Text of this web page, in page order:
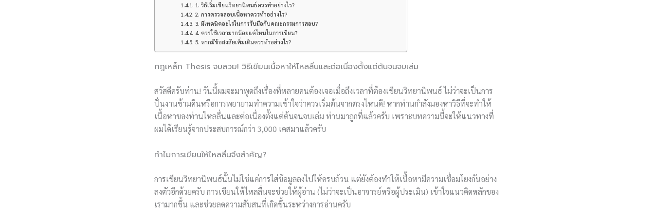
1. วิธีเริ่มเขียนวิทยานิพนธ์ควรทำอย่างไร?
2. การตรวจสอบเนื้อหาควรทำอย่างไร?
3. มีเทคนิคอะไรในการรับมือกับคณะกรรมการสอบ?
4. ควรใช้เวลามากน้อยแค่ไหนในการเขียน?
5. หากมีข้อสงสัยเพิ่มเติมควรทำอย่างไร?
กฎเหล็ก Thesis จบสวย! วิธีเขียนเนื้อหาให้ไหลลื่นและต่อเนื่องตั้งแต่ต้นจนจบเล่ม
สวัสดีครับท่าน! วันนี้ผมจะมาพูดถึงเรื่องที่หลายคนต้องเจอเมื่อถึงเวลาที่ต้องเขียนวิทยานิพนธ์ ไม่ว่าจะเป็นการ
ปั่นงานข้ามคืนหรือการพยายามทำความเข้าใจว่าควรเริ่มต้นจากตรงไหนดี! หากท่านกำลังมองหาวิธีที่จะทำให้
เนื้อหาของท่านไหลลื่นและต่อเนื่องตั้งแต่ต้นจนจบเล่ม ท่านมาถูกที่แล้วครับ เพราะบทความนี้จะให้แนวทางที่
ผมได้เรียนรู้จากประสบการณ์กว่า 3,000 เคสมาแล้วครับ
ทำไมการเขียนให้ไหลลื่นจึงสำคัญ?
การเขียนวิทยานิพนธ์นั้นไม่ใช่แค่การใส่ข้อมูลลงไปให้ครบถ้วน แต่ยังต้องทำให้เนื้อหามีความเชื่อมโยงกันอย่าง
ลงตัวอีกด้วยครับ การเขียนให้ไหลลื่นจะช่วยให้ผู้อ่าน (ไม่ว่าจะเป็นอาจารย์หรือผู้ประเมิน) เข้าใจแนวคิดหลักของ
เรามากขึ้น และช่วยลดความสับสนที่เกิดขึ้นระหว่างการอ่านครับ